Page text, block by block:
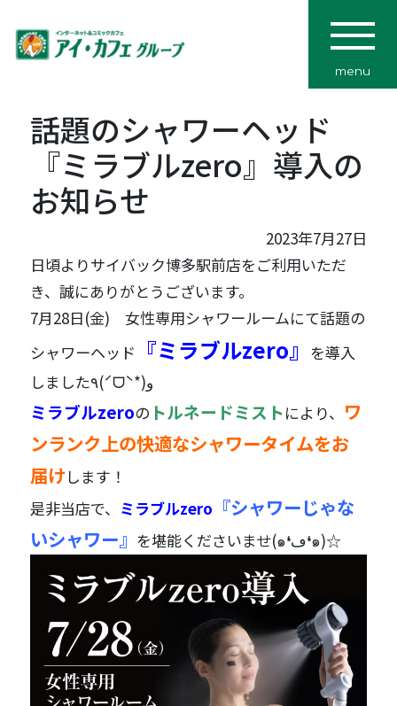
menu
話題のシャワーヘッド
『ミラブルzero』導入の
お知らせ
2023年7月27日
日頃よりサイバック博多駅前店をご利用いただ
き、誠にありがとうございます。
7月28日(金) 女性専用シャワールームにて話題の
シャワーヘッド
『ミラブルzero』 を導入
しました٩(ˊᗜˋ*)و
ミラブルzeroの トルネードミストにより、 ワ
ンランク上の快適なシャワータイムをお
届け します！
是非当店で、 ミラブルzero 『シャワーじゃな
いシャワー』
を堪能くださいませ(๑❛ڡ❛๑)☆